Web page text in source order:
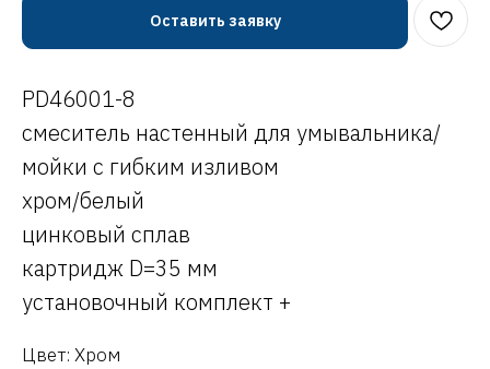
Оставить заявку
PD46001-8
смеситель настенный для умывальника/
мойки с гибким изливом
хром/белый
цинковый сплав
картридж D=35 мм
установочный комплект +
Цвет: Хром